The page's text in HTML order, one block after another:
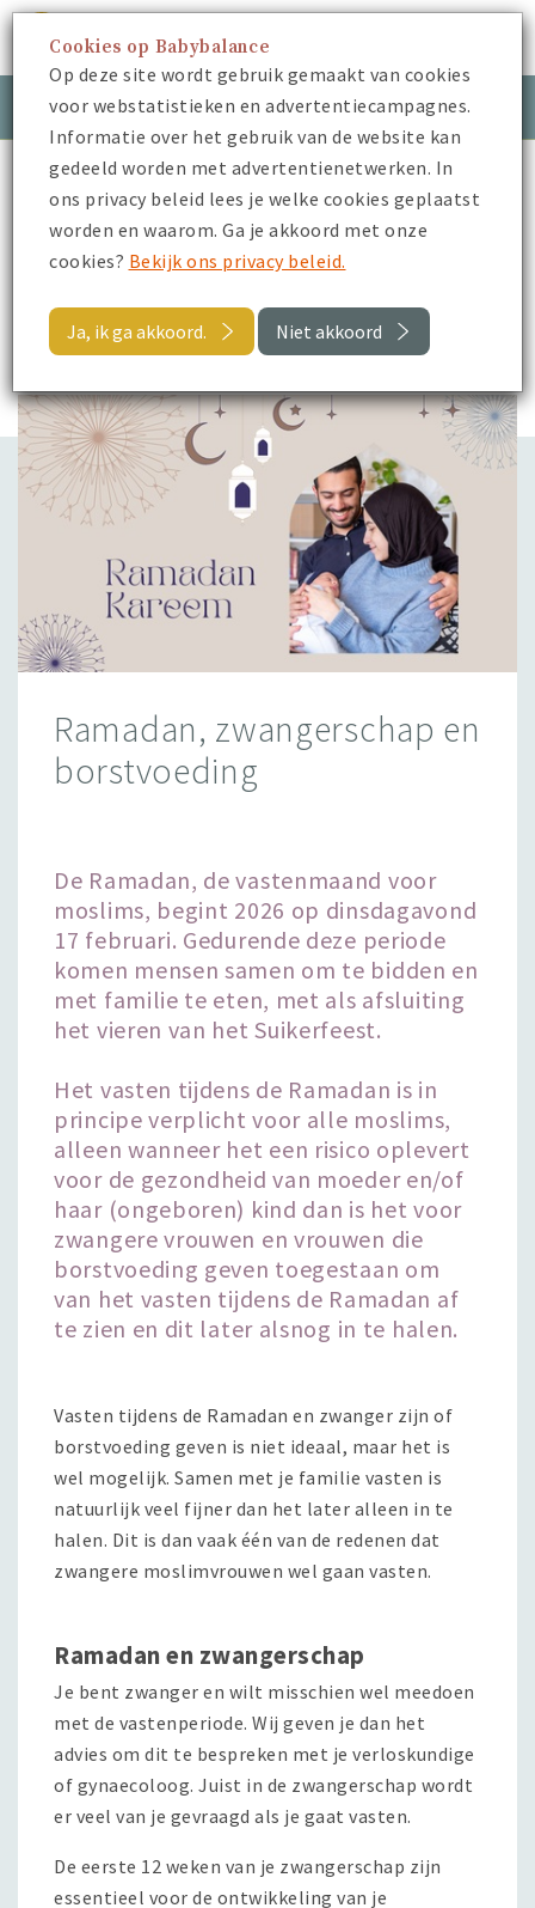
Inloggen Meld je aan
Babybalance
Blogs
Ramadan, zwangerschap en borstvoeding
Blogs
Ramadan, zwangerschap en
borstvoeding
De Ramadan, de vastenmaand voor
moslims, begint 2026 op dinsdagavond
17 februari. Gedurende deze periode
komen mensen samen om te bidden en
met familie te eten, met als afsluiting
het vieren van het Suikerfeest.
Het vasten tijdens de Ramadan is in
principe verplicht voor alle moslims,
alleen wanneer het een risico oplevert
voor de gezondheid van moeder en/of
haar (ongeboren) kind dan is het voor
zwangere vrouwen en vrouwen die
borstvoeding geven toegestaan om
van het vasten tijdens de Ramadan af
te zien en dit later alsnog in te halen.
Vasten tijdens de Ramadan en zwanger zijn of
borstvoeding geven is niet ideaal, maar het is
wel mogelijk. Samen met je familie vasten is
natuurlijk veel fijner dan het later alleen in te
halen. Dit is dan vaak één van de redenen dat
zwangere moslimvrouwen wel gaan vasten.
Ramadan en zwangerschap
Je bent zwanger en wilt misschien wel meedoen
met de vastenperiode. Wij geven je dan het
advies om dit te bespreken met je verloskundige
of gynaecoloog. Juist in de zwangerschap wordt
er veel van je gevraagd als je gaat vasten.
De eerste 12 weken van je zwangerschap zijn
essentieel voor de ontwikkeling van je
Cookies op Babybalance
Op deze site wordt gebruik gemaakt van cookies
voor webstatistieken en advertentiecampagnes.
Informatie over het gebruik van de website kan
gedeeld worden met advertentienetwerken. In
ons privacy beleid lees je welke cookies geplaatst
worden en waarom. Ga je akkoord met onze
cookies? Bekijk ons privacy beleid.
Ja, ik ga akkoord. Niet akkoord